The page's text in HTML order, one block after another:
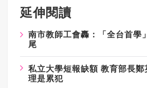
延伸閱讀
南市教師工會轟：「全台首學
尾
私立大學短報缺額 教育部長鄭
理是累犯